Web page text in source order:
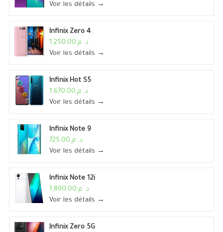
Voir les détails →
Infinix Zero 4
د. م.1,250.00
Voir les détails →
Infinix Hot S5
د. م.1,670.00
Voir les détails →
Infinix Note 9
د. م.725.00
Voir les détails →
Infinix Note 12i
د. م.1,890.00
Voir les détails →
Infinix Zero 5G